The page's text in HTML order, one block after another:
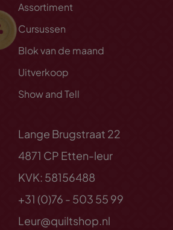
Assortiment
Cursussen
Blok van de maand
Uitverkoop
Show and Tell
Lange Brugstraat 22
4871 CP Etten-leur
KVK: 58156488
+31 (0)76 - 503 55 99
Leur@quiltshop.nl